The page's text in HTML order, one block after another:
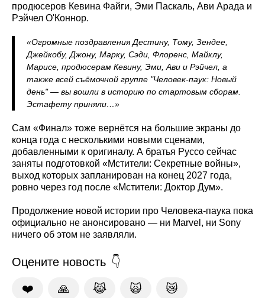
продюсеров Кевина Файги, Эми Паскаль, Ави Арада и
Рэйчел О'Коннор.
«Огромные поздравления Дестину, Тому, Зендее,
Джейкобу, Джону, Марку, Сэди, Флоренс, Майклу,
Марисе, продюсерам Кевину, Эми, Ави и Рэйчел, а
также всей съёмочной группе "Человек-паук: Новый
день" — вы вошли в историю по стартовым сборам.
Эстафету приняли…»
Сам «Финал» тоже вернётся на большие экраны до
конца года с несколькими новыми сценами,
добавленными к оригиналу. А братья Руссо сейчас
заняты подготовкой «Мстители: Секретные войны»,
выход которых запланирован на конец 2027 года,
ровно через год после «Мстители: Доктор Дум».
Продолжение новой истории про Человека-паука пока
официально не анонсировано — ни Marvel, ни Sony
ничего об этом не заявляли.
Оцените новость
❤️ 🙏 😹 🙀 😿